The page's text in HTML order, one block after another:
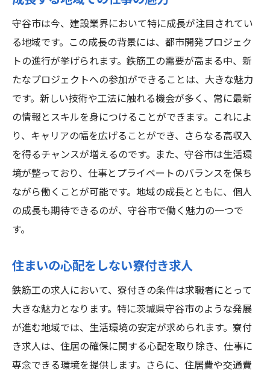
守谷市は今、建設業界において特に成長が注目されてい
る地域です。この成長の背景には、都市開発プロジェク
トの進行が挙げられます。鉄筋工の需要が高まる中、新
たなプロジェクトへの参加ができることは、大きな魅力
です。新しい技術や工法に触れる機会が多く、常に最新
の情報とスキルを身につけることができます。これによ
り、キャリアの幅を広げることができ、さらなる高収入
を得るチャンスが増えるのです。また、守谷市は生活環
境が整っており、仕事とプライベートのバランスを保ち
ながら働くことが可能です。地域の成長とともに、個人
の成長も期待できるのが、守谷市で働く魅力の一つで
す。
住まいの心配をしない寮付き求人
鉄筋工の求人において、寮付きの条件は求職者にとって
大きな魅力となります。特に茨城県守谷市のような発展
が進む地域では、生活環境の安定が求められます。寮付
き求人は、住居の確保に関する心配を取り除き、仕事に
専念できる環境を提供します。さらに、住居費や交通費